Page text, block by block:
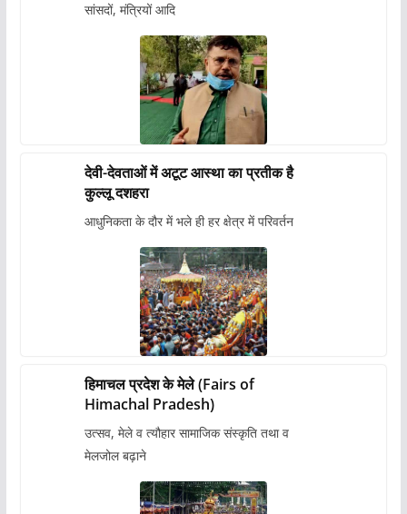
सांसदों, मंत्रियों आदि
देवी-देवताओं में अटूट आस्था का प्रतीक है
कुल्लू दशहरा
आधुनिकता के दौर में भले ही हर क्षेत्र में परिवर्तन
हिमाचल प्रदेश के मेले (Fairs of
Himachal Pradesh)
उत्सव, मेले व त्यौहार सामाजिक संस्कृति तथा व
मेलजोल बढ़ाने